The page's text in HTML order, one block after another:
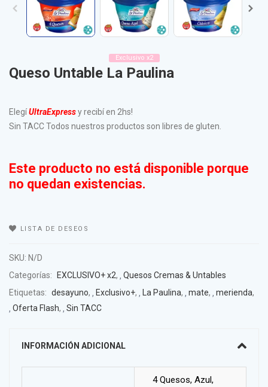
Exclusivo x2
Queso Untable La Paulina
ElegíUltraExpressy recibí en 2hs!
Sin TACC Todos nuestros productos son libres de gluten.
Este producto no está disponible porque
no quedan existencias.
LISTA DE DESEOS
SKU: N/D
Categorías:
EXCLUSIVO+ x2,
Quesos Cremas & Untables
Etiquetas: desayuno, Exclusivo+, La Paulina, mate, merienda,
Oferta Flash, Sin TACC
INFORMACIÓN ADICIONAL
4 Quesos, Azul,